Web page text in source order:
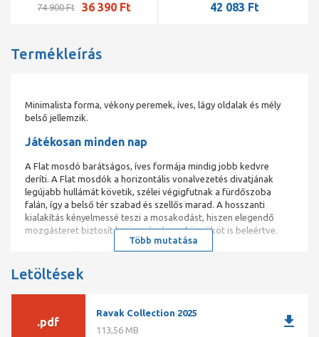
74 900 Ft 36 390 Ft
kiütve,túlfolyóval,fehér
42 083 Ft
Termékleírás
Minimalista forma, vékony peremek, íves, lágy oldalak és mély
belső jellemzik.
Játékosan minden nap
A Flat mosdó barátságos, íves formája mindig jobb kedvre
deríti. A Flat mosdók a horizontális vonalvezetés divatjának
legújabb hullámát követik, szélei végigfutnak a fürdőszoba
falán, így a belső tér szabad és szellős marad. A hosszanti
kialakítás kényelmessé teszi a mosakodást, hiszen elegendő
mozgásteret biztosít karja számára, a könyököt is beleértve.
Egyszerű vonalvezetés
A Flat mosdók formája minden modern fürdőszobába illik.
TECHNIKAI INFORMÁCIÓK
Több mutatása
Letöltések
.pdf
Ravak Collection 2025
113,56 MB
download